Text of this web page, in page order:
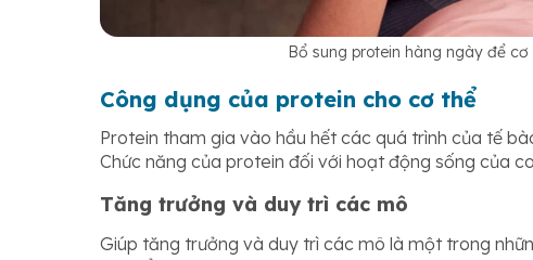
Bổ sung protein hàng ngày để
Công dụng của protein cho cơ thể
Protein tham gia vào hầu hết các quá trình của tế
Chức năng của protein đối với hoạt động sống của
Tăng trưởng và duy trì các mô
Giúp tăng trưởng và duy trì các mô là một trong